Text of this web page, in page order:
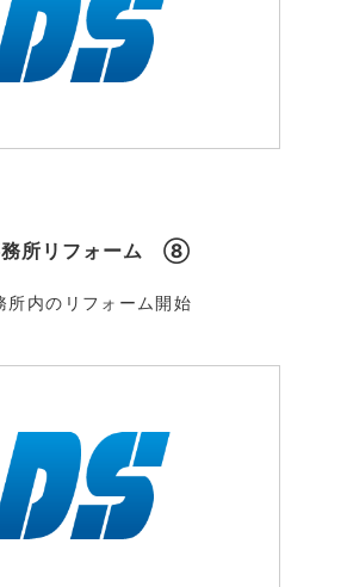
所リフォーム ⑧
所内のリフォーム開始